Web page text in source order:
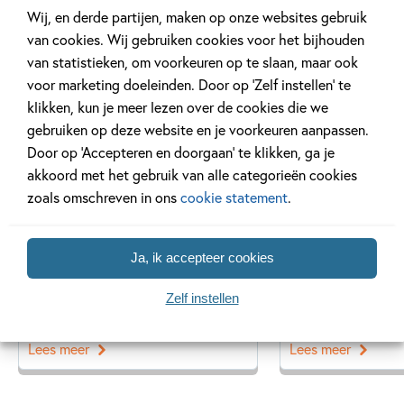
Wij, en derde partijen, maken op onze websites gebruik
van cookies. Wij gebruiken cookies voor het bijhouden
van statistieken, om voorkeuren op te slaan, maar ook
voor marketing doeleinden. Door op ‘Zelf instellen’ te
klikken, kun je meer lezen over de cookies die we
gebruiken op deze website en je voorkeuren aanpassen.
Door op ‘Accepteren en doorgaan’ te klikken, ga je
akkoord met het gebruik van alle categorieën cookies
zoals omschreven in onscookie statement.
Ja, ik accepteer cookies
Zelf instellen
• 3. Dummie de mummie en de sfinx van Shakaba
• 4. Dummie de mummie en het masker van Sebek-Ra
• 5. Dummie de mummie en de dans van de cobra
• 6. Dummie de mummie en de ster van Thoeban
• 7. Dummie de mummie en de drums van Massoeba
• 8. Dummie de mummie en de smaragd van de Nijl
• 9. Dummie de mummie en het geheim van Toemsa
• 10. Dummie de mummie en de schat van Sohorro
• 11. Dummie de mummie en de tunnel van Ptoeh (verschijnt
Gerelateerde artikelen
20 APRIL 2026
Oplossing ‘De schaduwroof’
puzzel!
Achtergrond
Lees meer
27 FEBRUARI 2026
regent ganzen’
Kinderpanel
Lees meer